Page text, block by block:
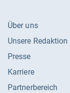
Über uns
Unsere Redaktion
Presse
Karriere
Partnerbereich